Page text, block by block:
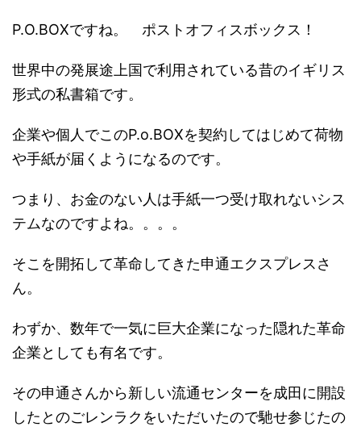
P.O.BOXですね。 ポストオフィスボックス！
世界中の発展途上国で利用されている昔のイギリス
形式の私書箱です。
企業や個人でこのP.o.BOXを契約してはじめて荷物
や手紙が届くようになるのです。
つまり、お金のない人は手紙一つ受け取れないシス
テムなのですよね。。。。
そこを開拓して革命してきた申通エクスプレスさ
ん。
わずか、数年で一気に巨大企業になった隠れた革命
企業としても有名です。
その申通さんから新しい流通センターを成田に開設
したとのごレンラクをいただいたので馳せ参じたの